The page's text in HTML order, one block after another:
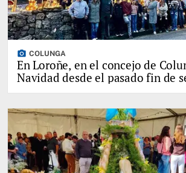
photo_camera COLUNGA
En Loroñe, en el concejo de
Navidad desde el pasado fin de